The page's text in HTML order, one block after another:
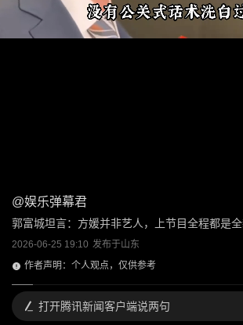
@娱乐弹幕君
郭富城坦言：方媛并非艺人，上节目全程都是全
2026-06-25 19:10 发布于山东
作者声明：个人观点，仅供参考
打开腾讯新闻客户端说两句